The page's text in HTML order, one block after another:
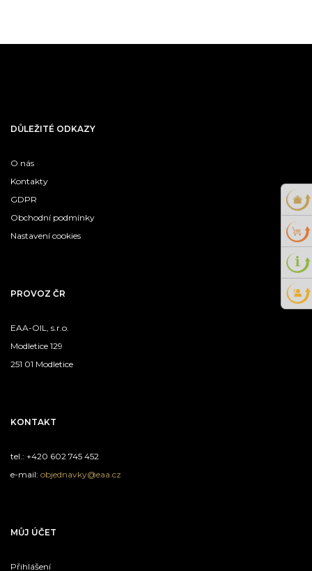
DŮLEŽITÉ ODKAZY
O nás
Kontakty
GDPR
Obchodní podmínky
Nastavení cookies
PROVOZ ČR
EAA-OIL, s.r.o.
Modletice 129
251 01 Modletice
KONTAKT
tel.: +420 602 745 452
e-mail: objednavky@eaa.cz
MŮJ ÚČET
Přihlášení